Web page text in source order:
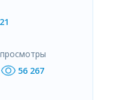
просмотры
56 267